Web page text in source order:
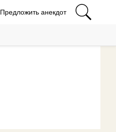
Предложить анекдот